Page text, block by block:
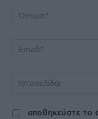
αποθηκεύστε το